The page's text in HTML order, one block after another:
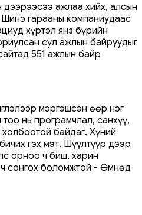
дээрээсээ ажлаа хийх, алсын
гарааны компаниудаас
хүртэл янз бүрийн
сул ажлын байруудыг
551 ажлын байр
мэргэшсэн өөр нэг
нь програмчлал, санхүү,
байдаг. Хүний
гэх мэт. Шүүлтүүр дээр
орноо ч биш, харин
ч сонгох боломжтой - Өмнөд